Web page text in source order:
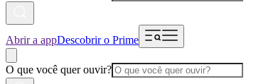
Abrir a appDescobrir o Prime
O que você quer ouvir?